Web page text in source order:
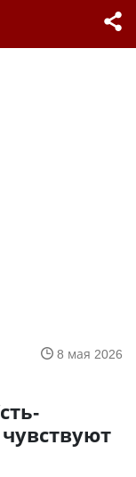
8 мая 2026